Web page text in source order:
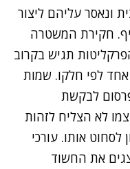
ונאסר עליהם ליצור
חקירת המשטרה
תגיש בקרוב
לפי חלקו. שמות
לבקשת
לא הצליח לזהות
אותו. עורכי
את החשוד